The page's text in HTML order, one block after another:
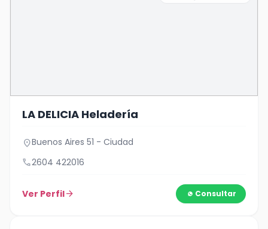
LA DELICIA Heladería
location_onBuenos Aires 51 - Ciudad
call2604 422016
Ver Perfilarrow_forward Consultar